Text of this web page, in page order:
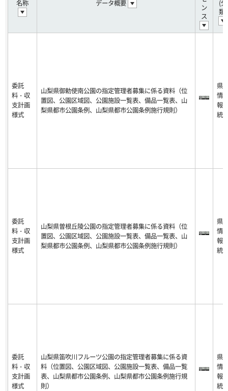
名称 データ概要
ン
ス
(分
類)
委託
料・収
支計画
様式
山梨県御勅使南公園の指定管理者募集に係る資料（位
置図、公園区域図、公園施設一覧表、備品一覧表、山
梨県都市公園条例、山梨県都市公園条例施行規則）
県
情
報
統
委託
料・収
支計画
様式
山梨県曽根丘陵公園の指定管理者募集に係る資料（位
置図、公園区域図、公園施設一覧表、備品一覧表、山
梨県都市公園条例、山梨県都市公園条例施行規則）
県
情
報
統
委託
料・収
支計画
様式
山梨県笛吹川フルーツ公園の指定管理者募集に係る資
料（位置図、公園区域図、公園施設一覧表、備品一覧
表、山梨県都市公園条例、山梨県都市公園条例施行規
則）
県
情
報
統